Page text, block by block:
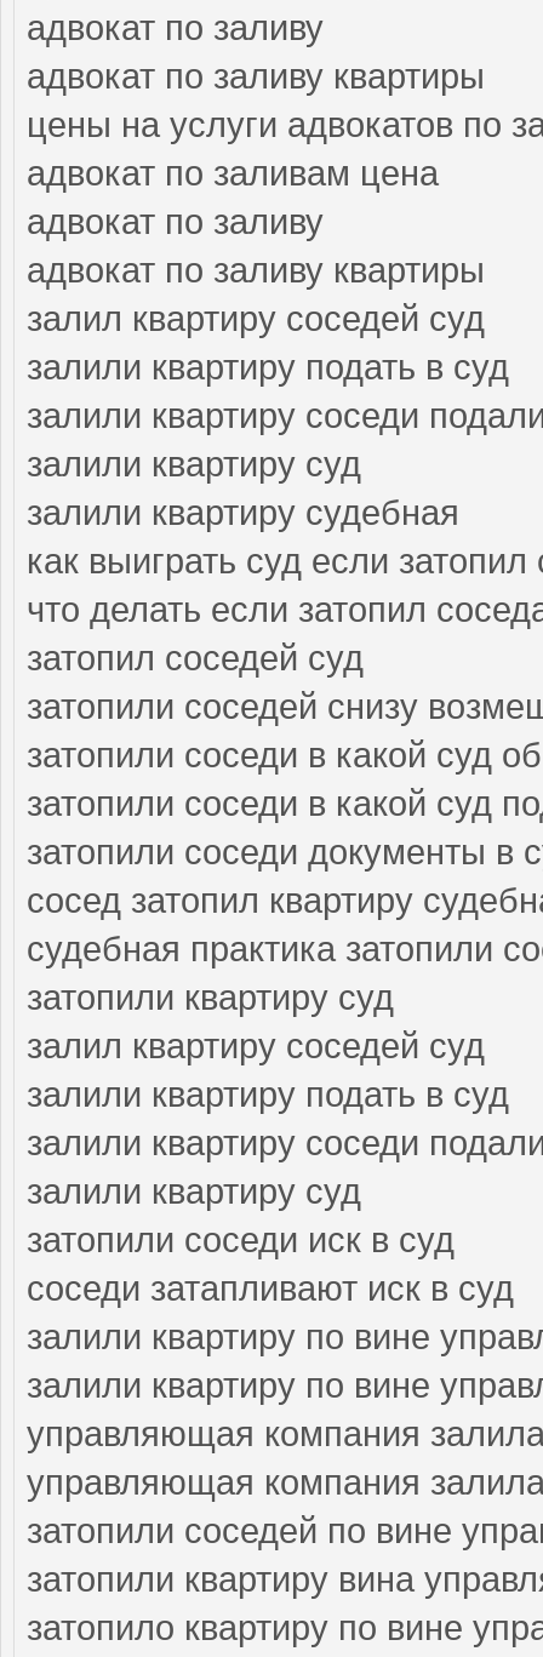
адвокат по заливу
адвокат по заливу квартиры
цены на услуги адвокатов по
адвокат по заливам цена
адвокат по заливу
адвокат по заливу квартиры
залил квартиру соседей суд
залили квартиру подать в суд
залили квартиру соседи
залили квартиру суд
залили квартиру судебная
как выиграть суд если затопил
что делать если затопил
затопил соседей суд
затопили соседей снизу
затопили соседи в какой суд
затопили соседи в какой суд
затопили соседи документы в
сосед затопил квартиру
судебная практика затопили
затопили квартиру суд
залил квартиру соседей суд
залили квартиру подать в суд
залили квартиру соседи
залили квартиру суд
затопили соседи иск в суд
соседи затапливают иск в суд
залили квартиру по вине
залили квартиру по вине
управляющая компания
управляющая компания залила
затопили соседей по вине
затопили квартиру вина
затопило квартиру по вине